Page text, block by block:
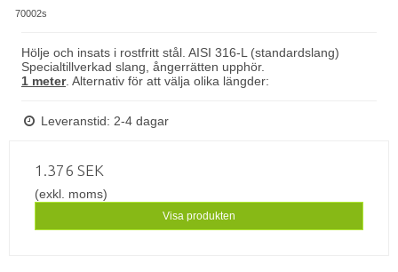
70002s
Hölje och insats i rostfritt stål. AISI 316-L (standardslang)
Specialtillverkad slang, ångerrätten upphör.
1 meter. Alternativ för att välja olika längder:
Leveranstid: 2-4 dagar
1.376 SEK
(exkl. moms)
Visa produkten